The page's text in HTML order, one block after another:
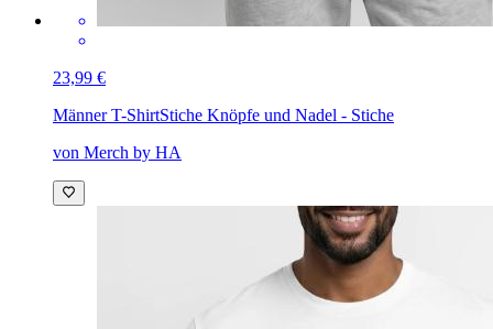
23,99 €
Männer T-ShirtStiche Knöpfe und Nadel - Stiche
von Merch by HA